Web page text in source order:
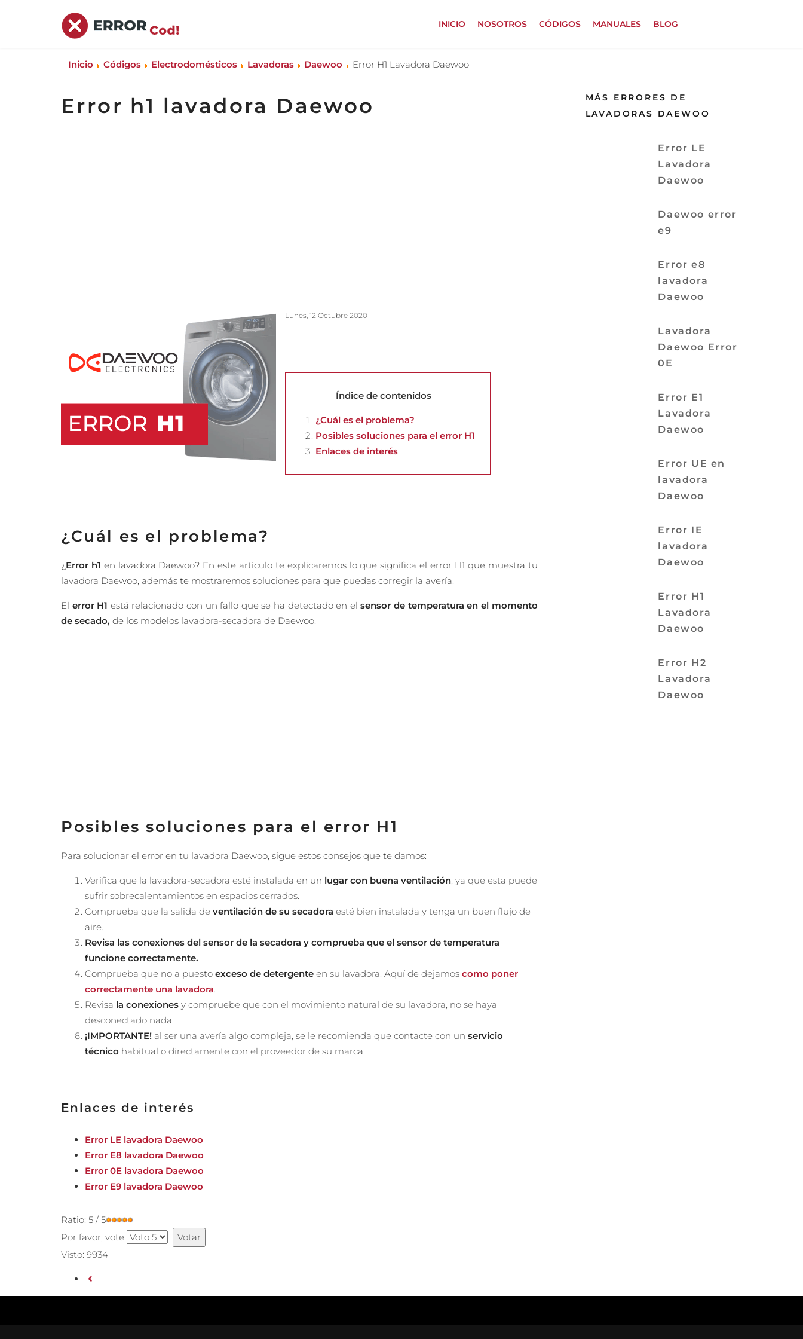
INICIO NOSOTROS CÓDIGOS MANUALES BLOG
Inicio Códigos Electrodomésticos Lavadoras Daewoo Error H1 Lavadora Daewoo
Error h1 lavadora Daewoo
Lunes, 12 Octubre 2020
Índice de contenidos
¿Cuál es el problema?
Posibles soluciones para el error H1
Enlaces de interés
¿Cuál es el problema?
¿ Error h1 en lavadora Daewoo? En este artículo te explicaremos lo que significa el error H1 que muestra tu
lavadora Daewoo, además te mostraremos soluciones para que puedas corregir la avería.
El error H1 está relacionado con un fallo que se ha detectado en elsensor de temperatura en el momento
de secado, de los modelos lavadora-secadora de Daewoo.
Posibles soluciones para el error H1
Para solucionar el error en tu lavadora Daewoo, sigue estos consejos que te damos:
Verifica que la lavadora-secadora esté instalada en un lugar con buena ventilación, ya que esta puede
sufrir sobrecalentamientos en espacios cerrados.
Comprueba que la salida de ventilación de su secadora esté bien instalada y tenga un buen flujo de
aire.
Revisa las conexiones del sensor de la secadora y comprueba que el sensor de temperatura
funcione correctamente.
Comprueba que no a puesto exceso de detergente en su lavadora. Aquí de dejamos como poner
correctamente una lavadora.
Revisa la conexiones y compruebe que con el movimiento natural de su lavadora, no se haya
desconectado nada.
¡IMPORTANTE! al ser una avería algo compleja, se le recomienda que contacte con un servicio
técnico habitual o directamente con el proveedor de su marca.
Enlaces de interés
Error LE lavadora Daewoo
Error E8 lavadora Daewoo
Error 0E lavadora Daewoo
Error E9 lavadora Daewoo
Ratio: 5 /5
Por favor, vote
Visto: 9934
MÁS ERRORES DE
LAVADORAS DAEWOO
Error LE
Lavadora
Daewoo
Daewoo error
e9
Error e8
lavadora
Daewoo
Lavadora
Daewoo Error
0E
Error E1
Lavadora
Daewoo
Error UE en
lavadora
Daewoo
Error IE
lavadora
Daewoo
Error H1
Lavadora
Daewoo
Error H2
Lavadora
Daewoo